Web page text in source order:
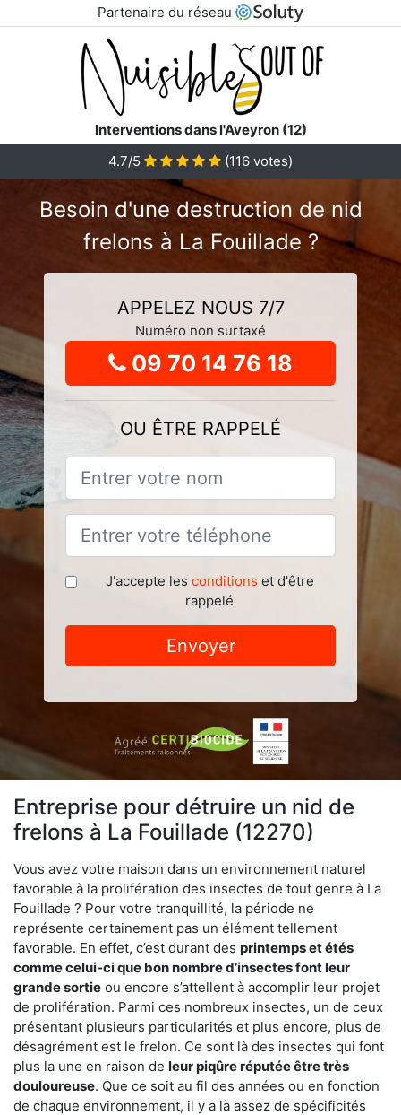
Partenaire du réseau
Interventions dans l'Aveyron (12)
4.7/5 (116 votes)
Besoin d'une destruction de nid
frelons à La Fouillade ?
APPELEZ NOUS 7/7
Numéro non surtaxé
09 70 14 76 18
OU ÊTRE RAPPELÉ
J'accepte les conditions et d'être
rappelé
Envoyer
Entreprise pour détruire un nid de
frelons à La Fouillade (12270)
Vous avez votre maison dans un environnement naturel
favorable à la prolifération des insectes de tout genre à La
Fouillade ? Pour votre tranquillité, la période ne
représente certainement pas un élément tellement
favorable. En effet, c’est durant des printemps et étés
comme celui-ci que bon nombre d’insectes font leur
grande sortie ou encore s’attellent à accomplir leur projet
de prolifération. Parmi ces nombreux insectes, un de ceux
présentant plusieurs particularités et plus encore, plus de
désagrément est le frelon. Ce sont là des insectes qui font
plus la une en raison de leur piqûre réputée être très
douloureuse. Que ce soit au fil des années ou en fonction
de chaque environnement, il y a là assez de spécificités